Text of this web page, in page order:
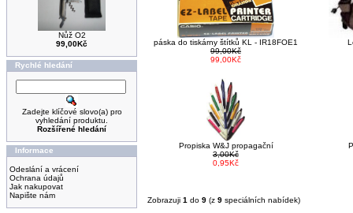
Nůž O2
99,00Kč
Rychlé hledání
Zadejte klíčové slovo(a) pro
vyhledání produktu.
Rozšířené hledání
Informace
Odeslání a vrácení
Ochrana údajů
Jak nakupovat
Napište nám
páska do tiskárny štítků KL - IR18FOE1
99,00Kč
99,00Kč
Propiska W&J propagační
3,00Kč
0,95Kč
Zobrazuji 1 do 9 (z 9 speciálních nabídek)